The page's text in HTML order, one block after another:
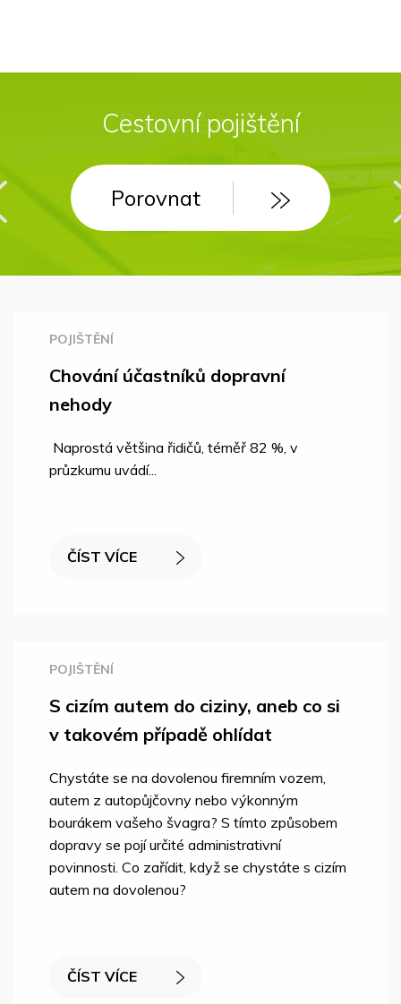
Cestovní pojištění
Porovnat
POJIŠTĚNÍ
Chování účastníků dopravní
nehody
Naprostá většina řidičů, téměř 82 %, v
průzkumu uvádí...
ČÍST VÍCE
POJIŠTĚNÍ
S cizím autem do ciziny, aneb co si
v takovém případě ohlídat
Chystáte se na dovolenou firemním vozem,
autem z autopůjčovny nebo výkonným
bourákem vašeho švagra? S tímto způsobem
dopravy se pojí určité administrativní
povinnosti. Co zařídit, když se chystáte s cizím
autem na dovolenou?
ČÍST VÍCE